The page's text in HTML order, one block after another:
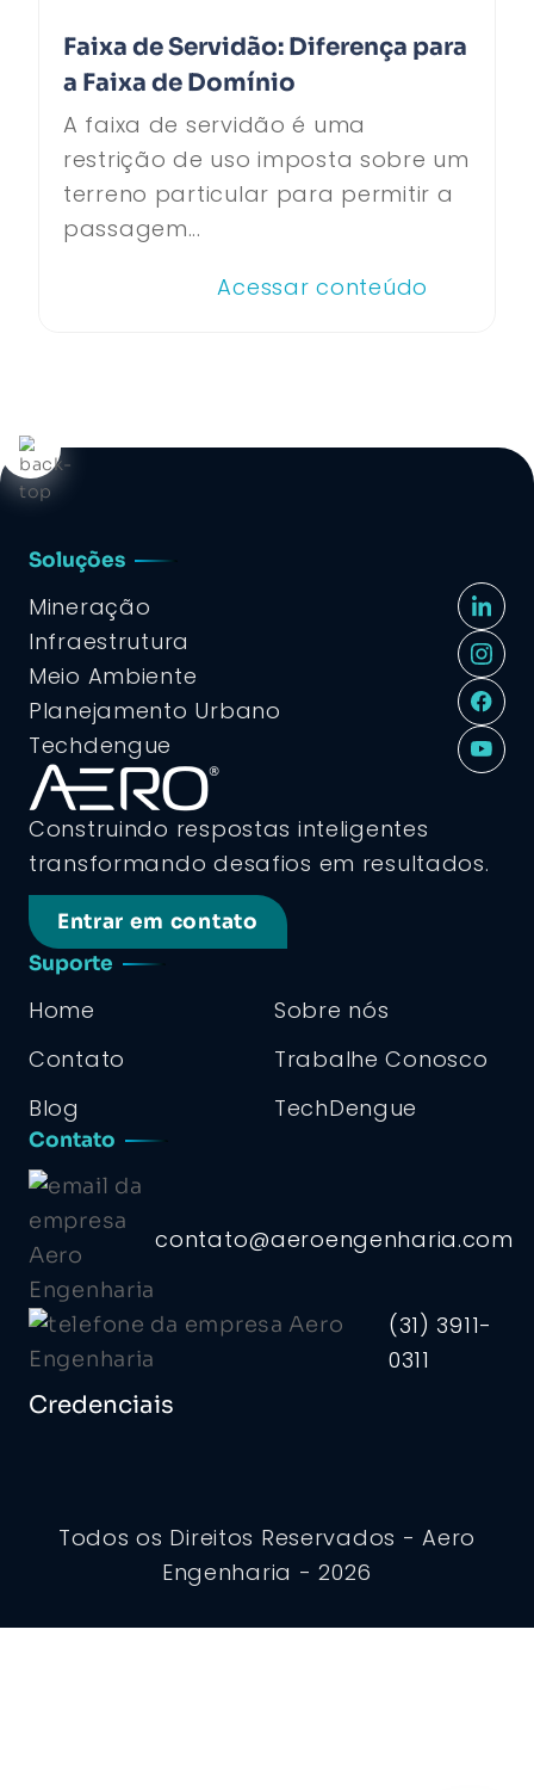
Faixa de Servidão: Diferença para
a Faixa de Domínio
A faixa de servidão é uma
restrição de uso imposta sobre um
terreno particular para permitir a
passagem...
Acessar conteúdo
Construindo respostas inteligentes
transformando desafios em resultados.
Entrar em contato
Suporte
Home
Sobre nós
Contato
Trabalhe Conosco
Blog
TechDengue
Contato
contato@aeroengenharia.com
(31) 3911-
0311
Credenciais
Soluções
Mineração
Infraestrutura
Meio Ambiente
Planejamento Urbano
Techdengue
Todos os Direitos Reservados - Aero
Engenharia - 2026